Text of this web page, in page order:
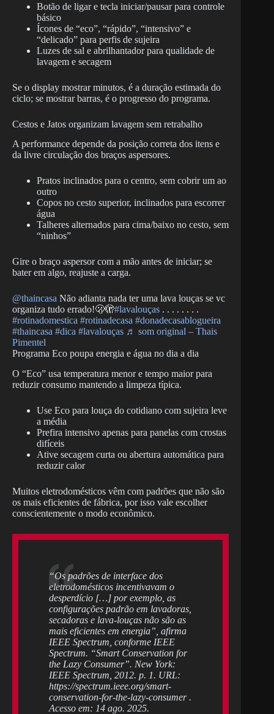
Botão de ligar e tecla iniciar/pausar para controle
básico
Ícones de “eco”, “rápido”, “intensivo” e
“delicado” para perfis de sujeira
Luzes de sal e abrilhantador para qualidade de
lavagem e secagem
Se o display mostrar minutos, é a duração estimada do
ciclo; se mostrar barras, é o progresso do programa.
Cestos e Jatos organizam lavagem sem retrabalho
A performance depende da posição correta dos itens e
da livre circulação dos braços aspersores.
Pratos inclinados para o centro, sem cobrir um ao
outro
Copos no cesto superior, inclinados para escorrer
água
Talheres alternados para cima/baixo no cesto, sem
“ninhos”
Gire o braço aspersor com a mão antes de iniciar; se
bater em algo, reajuste a carga.
@thaincasa Não adianta nada ter uma lava louças se vc
organiza tudo errado!🫢🫣#lavalouças . . . . . . . .
#rotinadomestica #rotinadecasa #donadecasablogueira
#thaincasa #dica #lavalouças ♬ som original – Thais
Pimentel
Programa Eco poupa energia e água no dia a dia
O “Eco” usa temperatura menor e tempo maior para
reduzir consumo mantendo a limpeza típica.
Use Eco para louça do cotidiano com sujeira leve
a média
Prefira intensivo apenas para panelas com crostas
difíceis
Ative secagem curta ou abertura automática para
reduzir calor
Muitos eletrodomésticos vêm com padrões que não são
os mais eficientes de fábrica, por isso vale escolher
conscientemente o modo econômico.
“Os padrões de interface dos
eletrodomésticos incentivavam o
desperdício […] por exemplo, as
configurações padrão em lavadoras,
secadoras e lava-louças não são as
mais eficientes em energia”, afirma
IEEE Spectrum, conforme IEEE
Spectrum. “Smart Conservation for
the Lazy Consumer”. New York:
IEEE Spectrum, 2012. p. 1. URL:
https://spectrum.ieee.org/smart-
conservation-for-the-lazy-consumer .
Acesso em: 14 ago. 2025.